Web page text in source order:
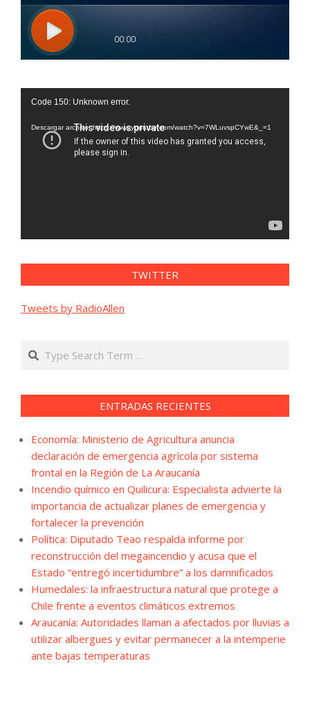
Reproductor
vídeo
Code 150: Unknown error.
Descargar archivo: https://www.youtube.com/watch?v=7WLuvspCYwE&_=1
TWITTER
Tweets by RadioAllen
Search
ENTRADAS RECIENTES
Economía: Ministerio de Agricultura anuncia
declaración de emergencia agrícola por sistema
frontal en la Región de La Araucanía
Incendio químico en Quilicura: Especialista advierte la
importancia de actualizar planes de emergencia y
fortalecer la prevención
Política: Diputado Teao respalda informe por
reconstrucción del megaincendio y acusa que el
Estado “entregó incertidumbre” a los damnificados
Humedales: la infraestructura natural que protege a
Chile frente a eventos climáticos extremos
Araucanía: Autoridades llaman a afectados por lluvias a
utilizar albergues y evitar permanecer a la intemperie
ante bajas temperaturas